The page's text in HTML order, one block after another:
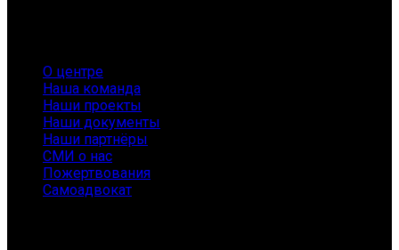
О центре
Наша команда
Наши проекты
Наши документы
Наши партнёры
СМИ о нас
Пожертвования
Самоадвокат